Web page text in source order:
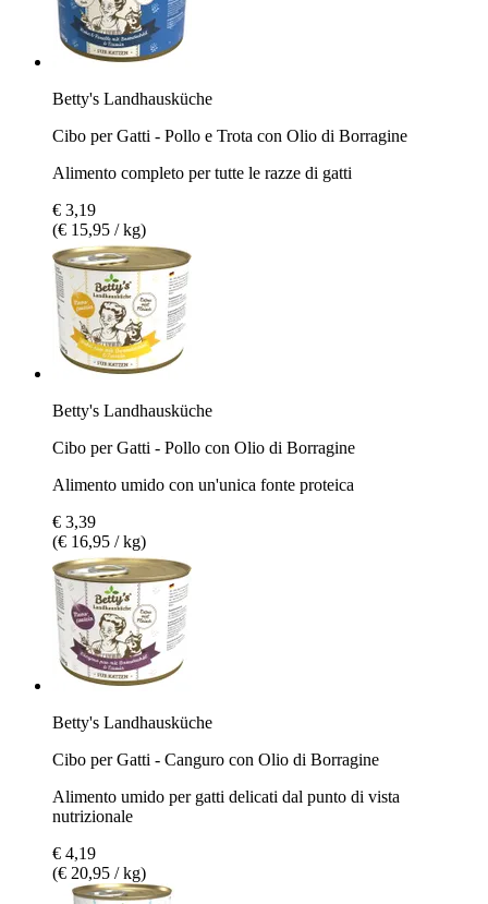
Betty's Landhausküche
Cibo per Gatti - Pollo e Trota con Olio di Borragine
Alimento completo per tutte le razze di gatti
€ 3,19
(€ 15,95 / kg)
Betty's Landhausküche
Cibo per Gatti - Pollo con Olio di Borragine
Alimento umido con un'unica fonte proteica
€ 3,39
(€ 16,95 / kg)
Betty's Landhausküche
Cibo per Gatti - Canguro con Olio di Borragine
Alimento umido per gatti delicati dal punto di vista
nutrizionale
€ 4,19
(€ 20,95 / kg)